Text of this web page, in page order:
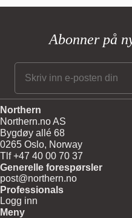
Abonner på
Northern
Northern.no AS
Bygdøy allé 68
0265 Oslo, Norway
Tlf +47 40 00 70 37
Generelle forespørsler
post@northern.no
Professionals
Logg inn
Meny